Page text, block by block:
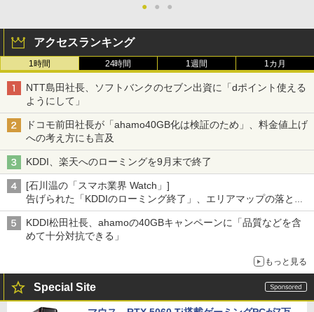
● ● ●
アクセスランキング
1時間 24時間 1週間 1カ月
NTT島田社長、ソフトバンクのセブン出資に「dポイント使える
ようにして」
ドコモ前田社長が「ahamo40GB化は検証のため」、料金値上げ
への考え方にも言及
KDDI、楽天へのローミングを9月末で終了
[石川温の「スマホ業界 Watch」]
告げられた「KDDIのローミング終了」、エリアマップの落とし
穴と楽天モバイルの課題
KDDI松田社長、ahamoの40GBキャンペーンに「品質などを含
めて十分対抗できる」
もっと見る
Special Site